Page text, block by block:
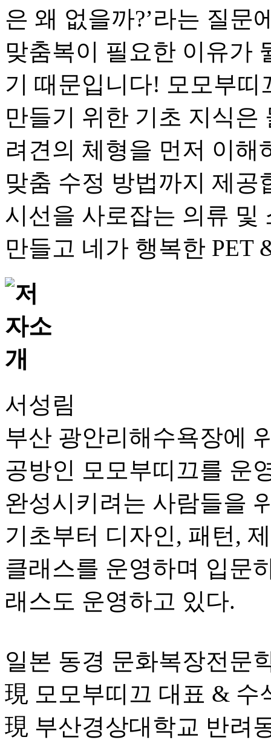
은 왜 없을까?’라는 질문
맞춤복이 필요한 이유가
기 때문입니다! 모모부
만들기 위한 기초 지식은
려견의 체형을 먼저 이해
맞춤 수정 방법까지 제공
시선을 사로잡는 의류 및
만들고 네가 행복한 PET
서성림
부산 광안리해수욕장에
공방인 모모부띠끄를 운
완성시키려는 사람들을
기초부터 디자인, 패턴,
클래스를 운영하며 입문
래스도 운영하고 있다.
일본 동경 문화복장전문
現 모모부띠끄 대표 & 수
現 부산경상대학교 반려